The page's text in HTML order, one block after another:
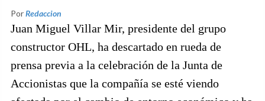
PorRedaccion
Juan Miguel Villar Mir, presidente del grupo
constructor OHL, ha descartado en rueda de
prensa previa a la celebración de la Junta de
Accionistas que la compañía se esté viendo